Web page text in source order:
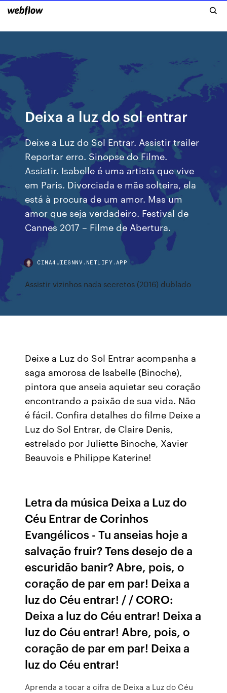
Deixa a luz do sol entrar
Deixe a Luz do Sol Entrar. Assistir trailer
Reportar erro. Sinopse do Filme.
Assistir. Isabelle é uma artista que vive
em Paris. Divorciada e mãe solteira, ela
está à procura de um amor. Mas um
amor que seja verdadeiro. Festival de
Cannes 2017 – Filme de Abertura.
CIMA4UIEGNNV.NETLIFY.APP
Assistir vizinhos nada secretos (2016) dublado
Deixe a Luz do Sol Entrar acompanha a
saga amorosa de Isabelle (Binoche),
pintora que anseia aquietar seu coração
encontrando a paixão de sua vida. Não
é fácil. Confira detalhes do filme Deixe a
Luz do Sol Entrar, de Claire Denis,
estrelado por Juliette Binoche, Xavier
Beauvois e Philippe Katerine!
Letra da música Deixa a Luz do
Céu Entrar de Corinhos
Evangélicos - Tu anseias hoje a
salvação fruir? Tens desejo de a
escuridão banir? Abre, pois, o
coração de par em par! Deixa a
luz do Céu entrar! / / CORO:
Deixa a luz do Céu entrar! Deixa a
luz do Céu entrar! Abre, pois, o
coração de par em par! Deixa a
luz do Céu entrar!
Aprenda a tocar a cifra de Deixa a Luz do Céu